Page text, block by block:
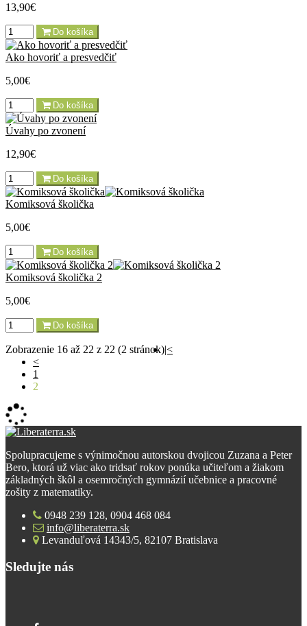
13,90€
Do košíka
Ako hovoriť a presvedčiť
5,00€
Do košíka
Úvahy po zvonení
12,90€
Do košíka
Komiksová školička
5,00€
Do košíka
Komiksová školička 2
5,00€
Do košíka
Zobrazenie 16 až 22 z 22 (2 stránok)|<
<
1
2
Spolupracujeme s výnimočnou autorskou dvojicou Zuzana a Peter
Bero, ktorá už viac ako tridsať rokov ponúka učiteľom a žiakom
základných škôl a osemročných gymnázií učebnice a pracovné
zošity z matematiky.
0948 239 128, 0904 468 084
info@liberaterra.sk
Levanduľová 14343/5, 82107 Bratislava
Sledujte nás